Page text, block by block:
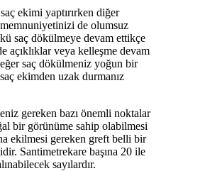
ekimi yaptırırken diğer
memnuniyetinizi de olumsuz
saç dökülmeye devam ettikçe
açıklıklar veya kelleşme devam
saç dökülmeniz yoğun bir
ekimden uzak durmanız
gereken bazı önemli noktalar
bir görünüme sahip olabilmesi
ekilmesi gereken greft belli bir
Santimetrekare başına 20 ile
sayılardır.